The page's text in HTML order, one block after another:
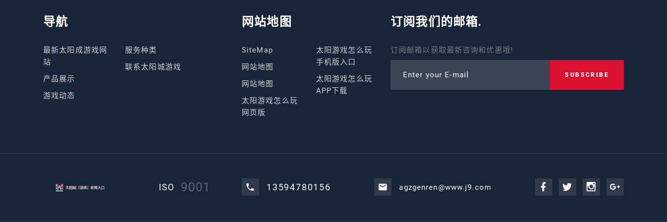
导航
最新太阳成游戏网
站
产品展示
游戏动态
服务种类
联系太阳城游戏
网站地图
SiteMap
网站地图
网站地图
太阳游戏怎么玩
网页版
太阳游戏怎么玩
手机版入口
太阳游戏怎么玩
APP下载
订阅我们的邮箱.
订阅邮箱以获取最新咨询和优惠哦!
Enter your E-mail SUBSCRIBE
ISO 9001 13594780156 agzgenren@www.j9.com